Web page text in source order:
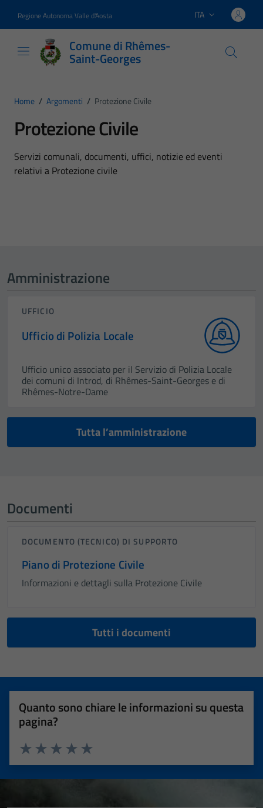
Regione Autonoma Valle d'Aosta Lingua attiva:
ITA
Comune di Rhêmes-
Saint-Georges
Home / Argomenti / Protezione Civile
Protezione Civile
Dettagli dell'argomento
Servizi comunali, documenti, uffici, notizie ed eventi
relativi a Protezione civile
Amministrazione
UFFICIO
Ufficio di Polizia Locale
Ufficio unico associato per il Servizio di Polizia Locale
dei comuni di Introd, di Rhêmes-Saint-Georges e di
Rhêmes-Notre-Dame
Tutta l’amministrazione
Documenti
DOCUMENTO (TECNICO) DI SUPPORTO
Piano di Protezione Civile
Informazioni e dettagli sulla Protezione Civile
Tutti i documenti
Quanto sono chiare le informazioni su questa
pagina?
Valuta 5 stelle su 5
Valuta 4 stelle su 5
Valuta 3 stelle su 5
Valuta 2 stelle su 5
Valuta 1 stelle su 5